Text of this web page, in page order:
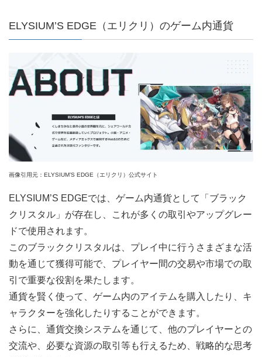
ELYSIUM’S EDGE（エリクリ）のゲーム内通貨
画像引用元：ELYSIUM’S EDGE（エリクリ）公式サイト
ELYSIUM’S EDGEでは、ゲーム内通貨として「ブラック
クリスタル」が存在し、これが多くの取引やアップグレー
ドで使用されます。
このブラッククリスタルは、プレイ中に行うさまざまな活
動を通じて獲得可能で、プレイヤー間の交易や市場での取
引で重要な役割を果たします。
通貨を賢く使って、ゲーム内のアイテムを購入したり、キ
ャラクターを強化したりすることができます。
さらに、通貨交換システムを通じて、他のプレイヤーとの
交流や、必要な資源の取引等も行えるため、戦略的な思考